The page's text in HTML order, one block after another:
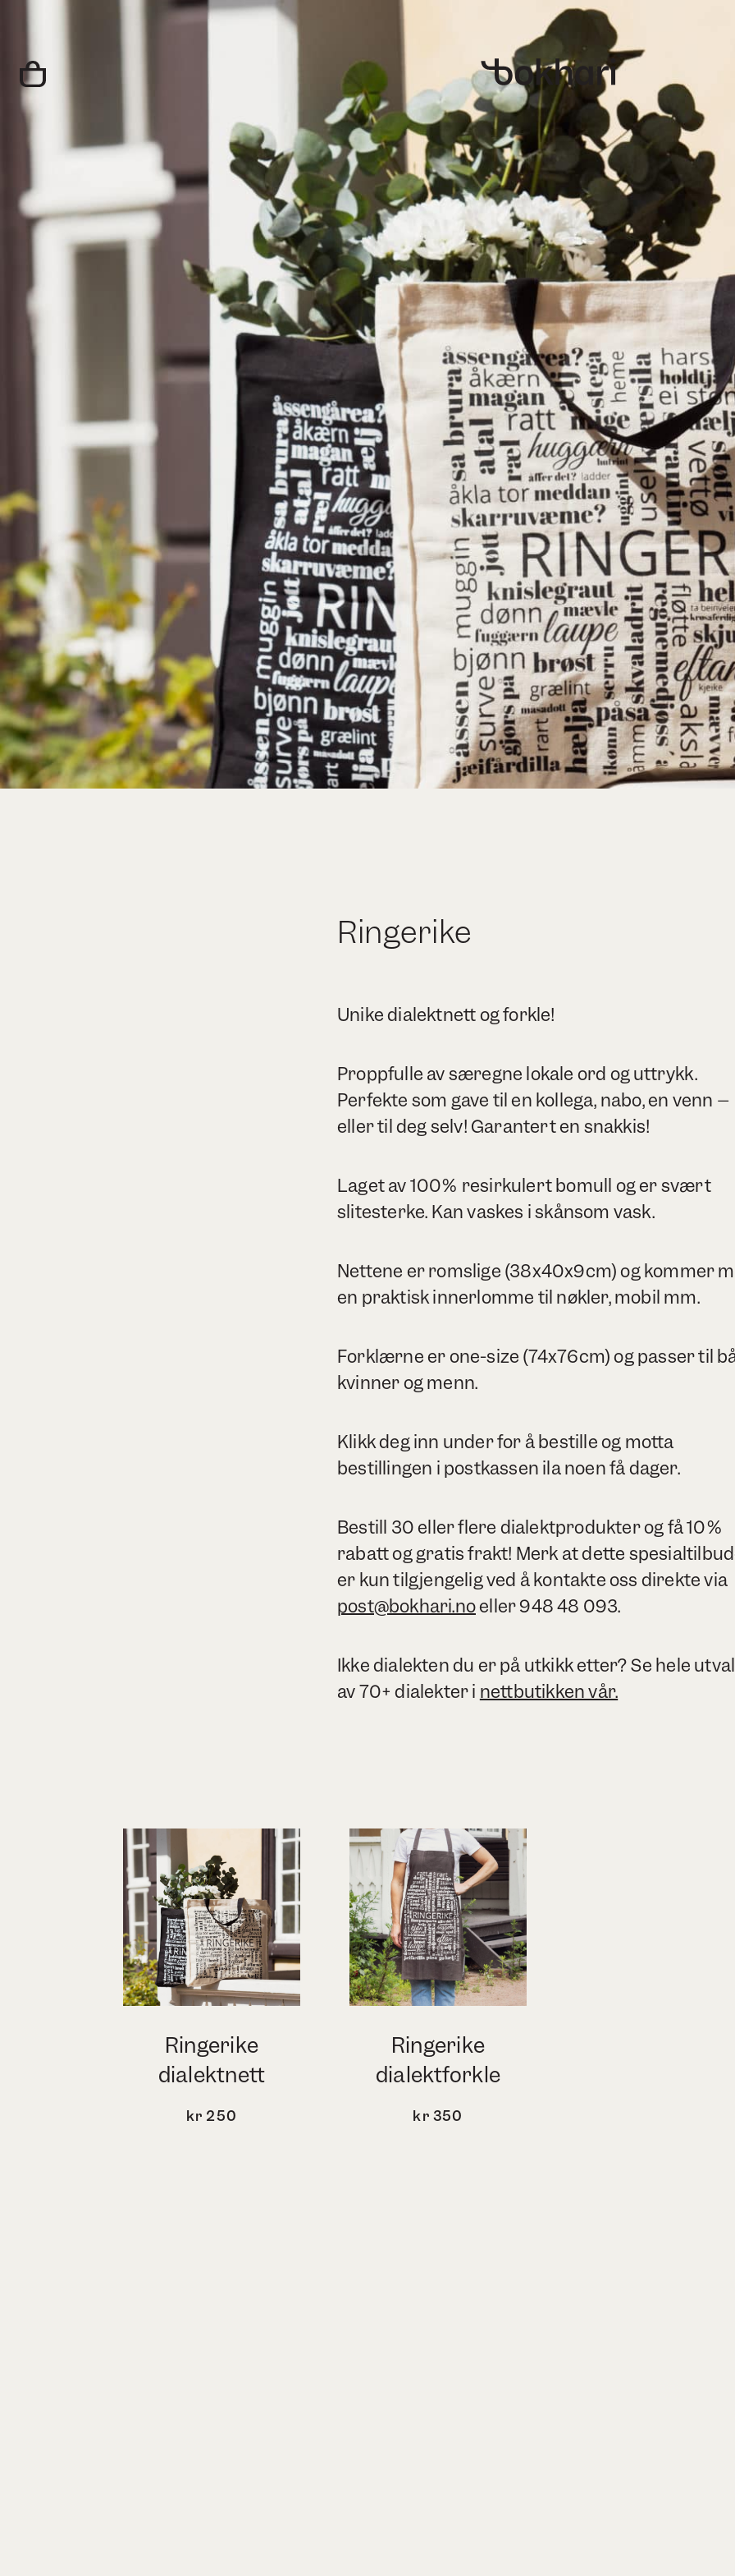
Ringerike
Unike dialektnett og forkle!
Proppfulle av særegne lokale ord og uttrykk.
Perfekte som gave til en kollega, nabo, en venn –
eller til deg selv! Garantert en snakkis!
Laget av 100% resirkulert bomull og er svært
slitesterke. Kan vaskes i skånsom vask.
Nettene er romslige (38x40x9cm) og kommer
en praktisk innerlomme til nøkler, mobil mm.
Forklærne er one-size (74x76cm) og passer til
kvinner og menn.
Klikk deg inn under for å bestille og motta
bestillingen i postkassen ila noen få dager.
Bestill 30 eller flere dialektprodukter og få 10%
rabatt og gratis frakt! Merk at dette
er kun tilgjengelig ved å kontakte oss direkte via
post@bokhari.noeller 948 48 093.
Ikke dialekten du er på utkikk etter? Se hele
av 70+ dialekter i nettbutikken vår.
Ringerike
dialektnett
kr 250
Ringerike
dialektforkle
kr 350